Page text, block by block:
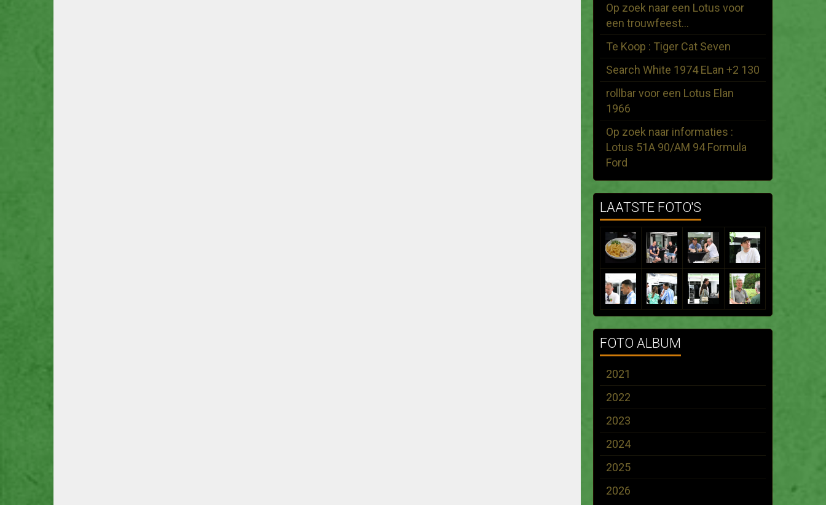
Op zoek naar een Lotus voor
een trouwfeest...
Te Koop : Tiger Cat Seven
Search White 1974 ELan +2 130
rollbar voor een Lotus Elan
1966
Op zoek naar informaties :
Lotus 51A 90/AM 94 Formula
Ford
LAATSTE FOTO'S
FOTO ALBUM
2021
2022
2023
2024
2025
2026